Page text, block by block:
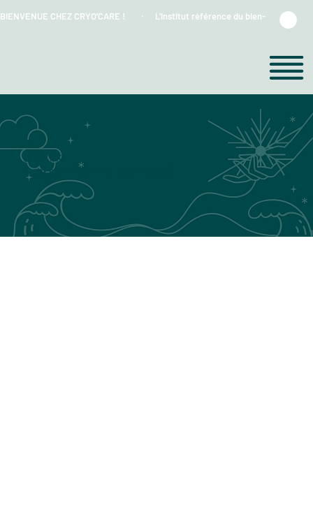
BIENVENUE CHEZ CRYO'CARE !      ・    L'institut référence du bien-être et
CRYO'CARE
Quel soin est fait pour vous ?